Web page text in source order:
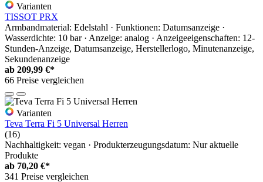
Varianten
TISSOT PRX
Armbandmaterial: Edelstahl · Funktionen: Datumsanzeige ·
Wasserdichte: 10 bar · Anzeige: analog · Anzeigeeigenschaften: 12-
Stunden-Anzeige, Datumsanzeige, Herstellerlogo, Minutenanzeige,
Sekundenanzeige
ab 209,99 €*
66 Preise vergleichen
Varianten
Teva Terra Fi 5 Universal Herren
(16)
Nachhaltigkeit: vegan · Produkterzeugungsdatum: Nur aktuelle
Produkte
ab 70,20 €*
341 Preise vergleichen